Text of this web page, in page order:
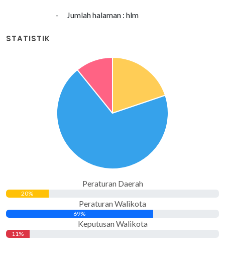
- Jumlah halaman : hlm
STATISTIK
Peraturan Daerah
20%
Peraturan Walikota
69%
Keputusan Walikota
11%